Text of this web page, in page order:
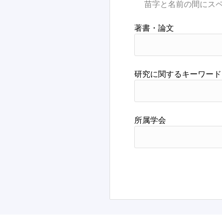
著書・論文
研究に関するキーワード
所属学会